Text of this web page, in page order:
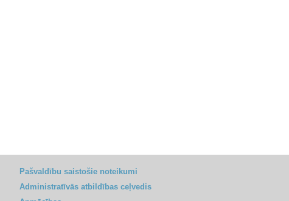
Pašvaldību saistošie noteikumi
Administratīvās atbildības ceļvedis